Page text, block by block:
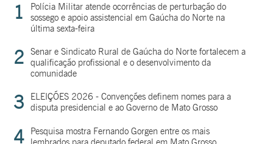
1
Polícia Militar atende ocorrências de perturbação do
sossego e apoio assistencial em Gaúcha do Norte na
última sexta-feira
2
Senar e Sindicato Rural de Gaúcha do Norte fortalecem a
qualificação profissional e o desenvolvimento da
comunidade
3
ELEIÇÕES 2026 - Convenções definem nomes para a
disputa presidencial e ao Governo de Mato Grosso
4
Pesquisa mostra Fernando Gorgen entre os mais